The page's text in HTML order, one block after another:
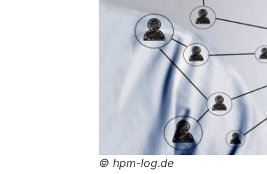
© hpm-log.de